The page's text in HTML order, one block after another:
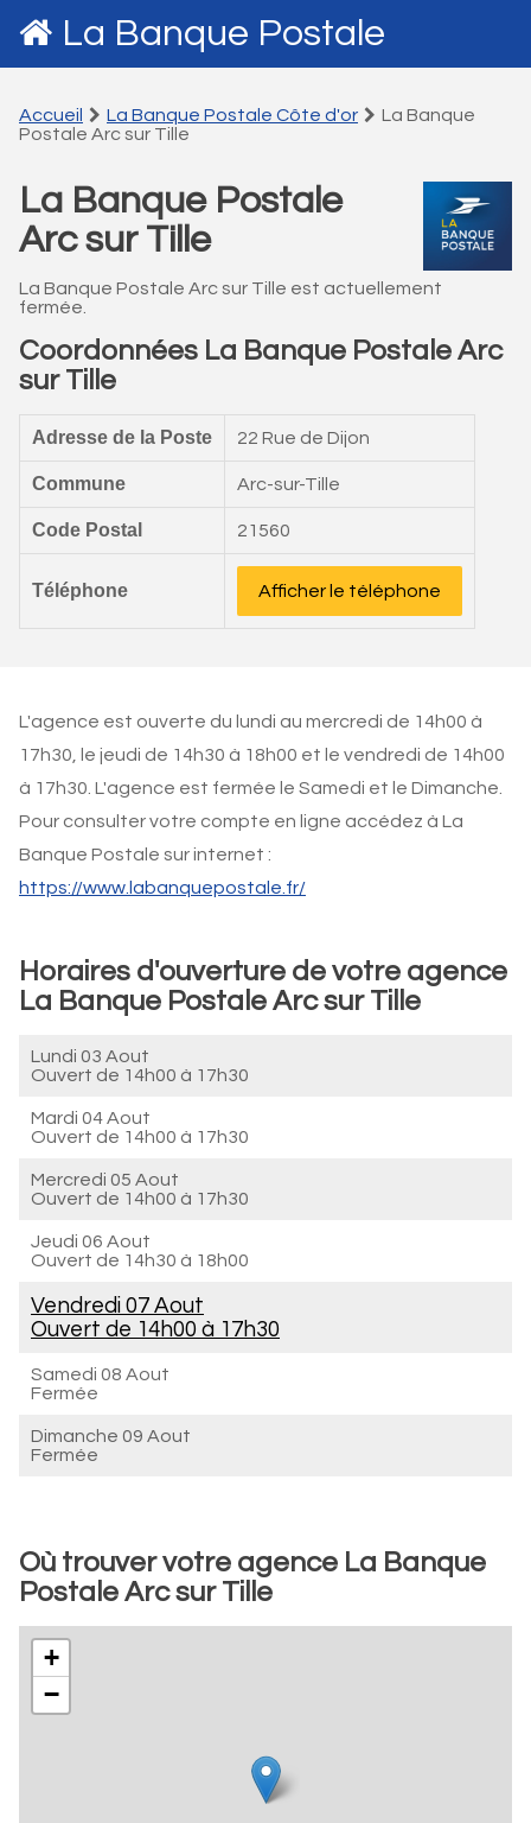
La Banque Postale
Accueil La Banque Postale Côte d'or
La Banque
Postale Arc sur Tille
La Banque Postale
Arc sur Tille
La Banque Postale Arc sur Tille est actuellement
fermée.
Coordonnées La Banque Postale Arc
sur Tille
Adresse de la Poste 22 Rue de Dijon
Commune Arc-sur-Tille
Code Postal 21560
Téléphone Afficher le téléphone
L'agence est ouverte du lundi au mercredi de 14h00 à
17h30, le jeudi de 14h30 à 18h00 et le vendredi de 14h00
à 17h30. L'agence est fermée le Samedi et le Dimanche.
Pour consulter votre compte en ligne accédez à La
Banque Postale sur internet :
https://www.labanquepostale.fr/
Horaires d'ouverture de votre agence
La Banque Postale Arc sur Tille
Lundi 03 Aout
Ouvert de 14h00 à 17h30
Mardi 04 Aout
Ouvert de 14h00 à 17h30
Mercredi 05 Aout
Ouvert de 14h00 à 17h30
Jeudi 06 Aout
Ouvert de 14h30 à 18h00
Vendredi 07 Aout
Ouvert de 14h00 à 17h30
Samedi 08 Aout
Fermée
Dimanche 09 Aout
Fermée
Où trouver votre agence La Banque
Postale Arc sur Tille
+
−